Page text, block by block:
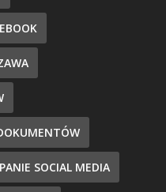
SOCIAL MEDIA